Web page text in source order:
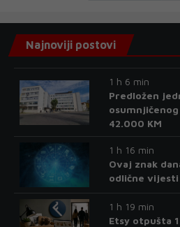
Najnoviji postovi
1 h 6 min
Predložen
42.000 KM
1 h 16 min
Ovaj znak
odlične vijesti
1 h 19 min
Etsy otpušta